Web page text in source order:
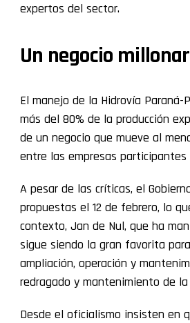
expertos del sector.
Un negocio
El manejo de la Hidrovía
más del 80% de la producción
de un negocio que mueve al
entre las empresas
A pesar de las críticas, el
propuestas el 12 de febrero, lo
contexto, Jan de Nul, que ha
sigue siendo la gran favorita
ampliación, operación y
redragado y mantenimiento de
Desde el oficialismo insisten en